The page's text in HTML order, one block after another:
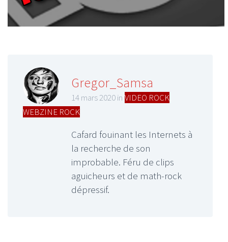
Gregor_Samsa
14 mars 2020 in VIDEO ROCK
WEBZINE ROCK
Cafard fouinant les Internets à
la recherche de son
improbable. Féru de clips
aguicheurs et de math-rock
dépressif.